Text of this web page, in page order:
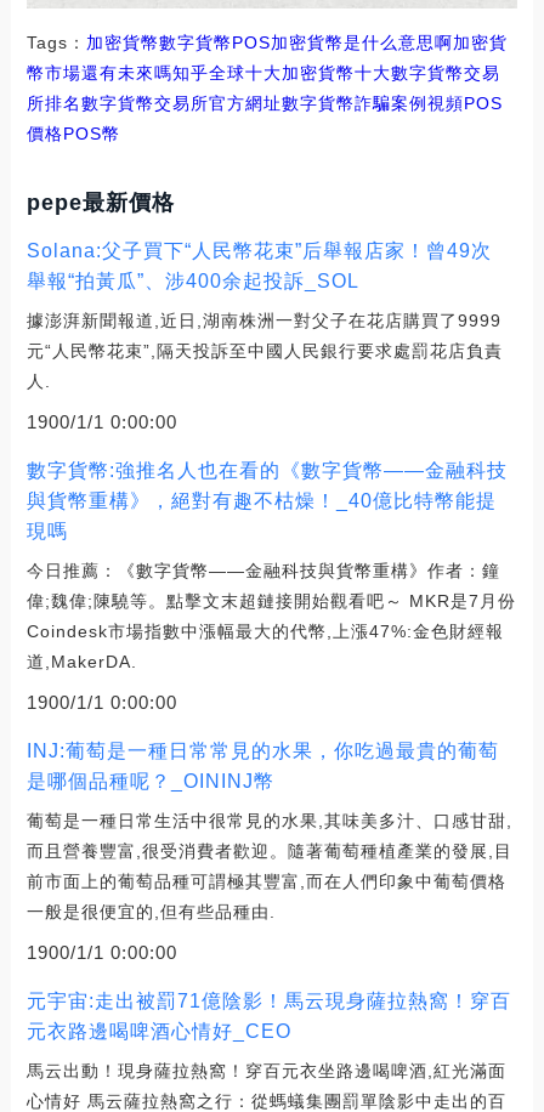
Tags： 加密貨幣數字貨幣POS加密貨幣是什么意思啊加密貨
幣市場還有未來嗎知乎全球十大加密貨幣十大數字貨幣交易
所排名數字貨幣交易所官方網址數字貨幣詐騙案例視頻POS
價格POS幣
pepe最新價格
Solana:父子買下“人民幣花束”后舉報店家！曾49次
舉報“拍黃瓜”、涉400余起投訴_SOL
據澎湃新聞報道,近日,湖南株洲一對父子在花店購買了9999
元“人民幣花束”,隔天投訴至中國人民銀行要求處罰花店負責
人.
1900/1/1 0:00:00
數字貨幣:強推名人也在看的《數字貨幣——金融科技
與貨幣重構》，絕對有趣不枯燥！_40億比特幣能提
現嗎
今日推薦：《數字貨幣——金融科技與貨幣重構》作者：鐘
偉;魏偉;陳驍等。點擊文末超鏈接開始觀看吧～ MKR是7月份
Coindesk市場指數中漲幅最大的代幣,上漲47%:金色財經報
道,MakerDA.
1900/1/1 0:00:00
INJ:葡萄是一種日常常見的水果，你吃過最貴的葡萄
是哪個品種呢？_OININJ幣
葡萄是一種日常生活中很常見的水果,其味美多汁、口感甘甜,
而且營養豐富,很受消費者歡迎。隨著葡萄種植產業的發展,目
前市面上的葡萄品種可謂極其豐富,而在人們印象中葡萄價格
一般是很便宜的,但有些品種由.
1900/1/1 0:00:00
元宇宙:走出被罰71億陰影！馬云現身薩拉熱窩！穿百
元衣路邊喝啤酒心情好_CEO
馬云出動！現身薩拉熱窩！穿百元衣坐路邊喝啤酒,紅光滿面
心情好 馬云薩拉熱窩之行：從螞蟻集團罰單陰影中走出的百